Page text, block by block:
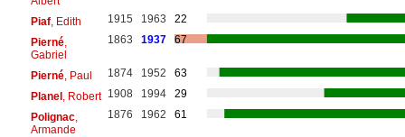
Piaf, Edith 1915 1963
22
Pierné,
Gabriel
1863 1937 67
Pierné, Paul 1874 1952
63
Planel, Robert 1908 1994
29
Polignac,
Armande
1876 1962 61